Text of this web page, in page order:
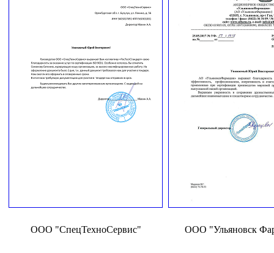
ООО "СпецТехноСервис" ООО "Ульяновск